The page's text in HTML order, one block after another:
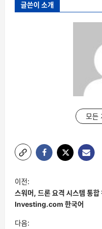
글쓴이 소개
모든
글
탐
색
이전:
스워머, 드론 요격 시스템 통합
Investing.com 한국어
다음: